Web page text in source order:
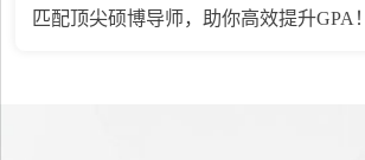
匹配顶尖硕博导师，助你高效提升GPA！